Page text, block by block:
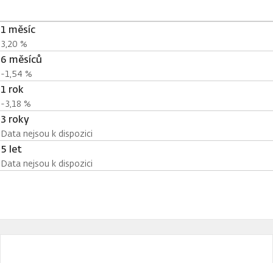
1 měsíc
3,20 %
6 měsíců
-1,54 %
1 rok
-3,18 %
3 roky
Data nejsou k dispozici
5 let
Data nejsou k dispozici